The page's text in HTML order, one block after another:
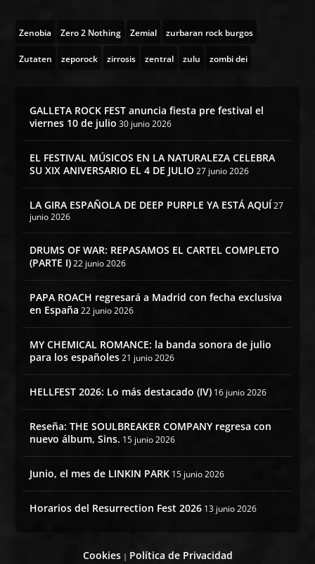
Zenobia Zero 2 Nothing Zemial zurbaran rock burgos
Zutaten zeporock zirrosis zentral zulu zombi dei
GALLETA ROCK FEST anuncia fiesta pre festival el
viernes 10 de julio 30 junio 2026
EL FESTIVAL MÚSICOS EN LA NATURALEZA CELEBRA
SU XIX ANIVERSARIO EL 4 DE JULIO 27 junio 2026
LA GIRA ESPAÑOLA DE DEEP PURPLE YA ESTÁ AQUÍ27
junio 2026
DRUMS OF WAR: REPASAMOS EL CARTEL COMPLETO
(PARTE I) 22 junio 2026
PAPA ROACH regresará a Madrid con fecha exclusiva
en España 22 junio 2026
MY CHEMICAL ROMANCE: la banda sonora de julio
para los españoles 21 junio 2026
HELLFEST 2026: Lo más destacado (IV) 16 junio 2026
Reseña: THE SOULBREAKER COMPANY regresa con
nuevo álbum, Sins. 15 junio 2026
Junio, el mes de LINKIN PARK 15 junio 2026
Horarios del Resurrection Fest 2026 13 junio 2026
Cookies| Política de Privacidad